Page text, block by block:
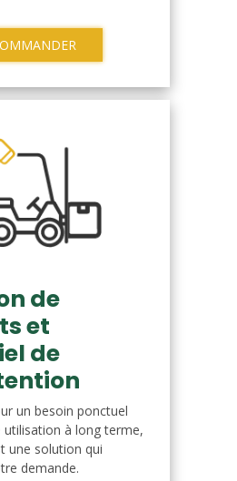
de
et
de
un besoin ponctuel
utilisation à long terme,
une solution qui
demande.